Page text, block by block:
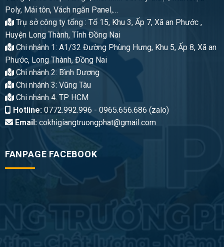
Poly, Mái tôn, Vách ngăn Panel,…
Trụ sở công ty tổng : Tổ 15, Khu 3, Ấp 7, Xã an Phước ,
Huyện Long Thành, Tỉnh Đồng Nai
Chi nhánh 1: A1/32 Đường Phùng Hưng, Khu 5, Ấp 8, Xã an
Phước, Long Thành, Đồng Nai
Chi nhánh 2: Bình Dương
Chi nhánh 3: Vũng Tàu
Chi nhánh 4: TP HCM
Hotline:0772.992.996 - 0965.656.686 (zalo)
Email:cokhigiangtruongphat@gmail.com
FANPAGE FACEBOOK